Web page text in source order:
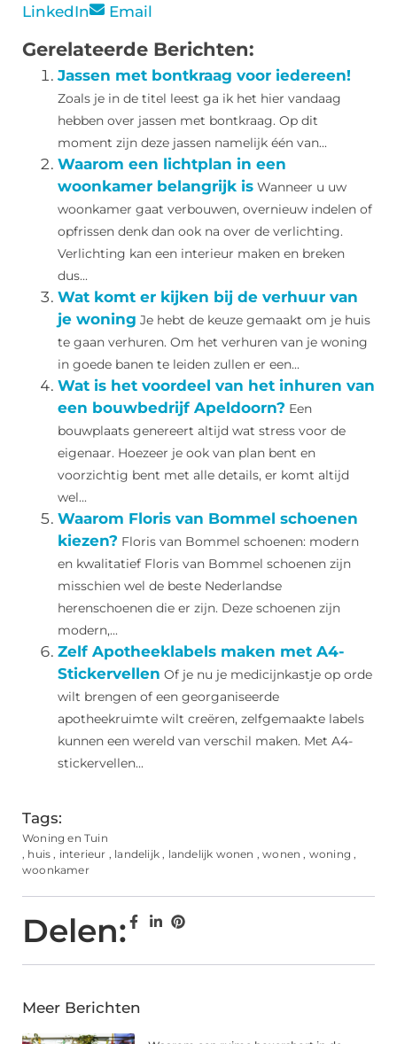
LinkedIn
Email
Gerelateerde Berichten:
Jassen met bontkraag voor iedereen!
Zoals je in de titel leest ga ik het hier vandaag
hebben over jassen met bontkraag. Op dit
moment zijn deze jassen namelijk één van...
Waarom een lichtplan in een
woonkamer belangrijk is Wanneer u uw
woonkamer gaat verbouwen, overnieuw indelen of
opfrissen denk dan ook na over de verlichting.
Verlichting kan een interieur maken en breken
dus...
Wat komt er kijken bij de verhuur van
je woning Je hebt de keuze gemaakt om je huis
te gaan verhuren. Om het verhuren van je woning
in goede banen te leiden zullen er een...
Wat is het voordeel van het inhuren van
een bouwbedrijf Apeldoorn? Een
bouwplaats genereert altijd wat stress voor de
eigenaar. Hoezeer je ook van plan bent en
voorzichtig bent met alle details, er komt altijd
wel...
Waarom Floris van Bommel schoenen
kiezen? Floris van Bommel schoenen: modern
en kwalitatief Floris van Bommel schoenen zijn
misschien wel de beste Nederlandse
herenschoenen die er zijn. Deze schoenen zijn
modern,...
Zelf Apotheeklabels maken met A4-
Stickervellen Of je nu je medicijnkastje op orde
wilt brengen of een georganiseerde
apotheekruimte wilt creëren, zelfgemaakte labels
kunnen een wereld van verschil maken. Met A4-
stickervellen...
Tags:
Woning en Tuin
, huis , interieur , landelijk , landelijk wonen ,wonen , woning ,
woonkamer
Delen:
Meer Berichten